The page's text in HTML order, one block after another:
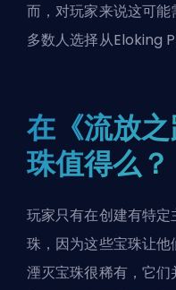
而，对玩家来说这可
多数人选择从Eloking
在《流放
珠值得么？
玩家只有在创建有特
珠，因为这些宝珠让
湮灭宝珠很稀有，它